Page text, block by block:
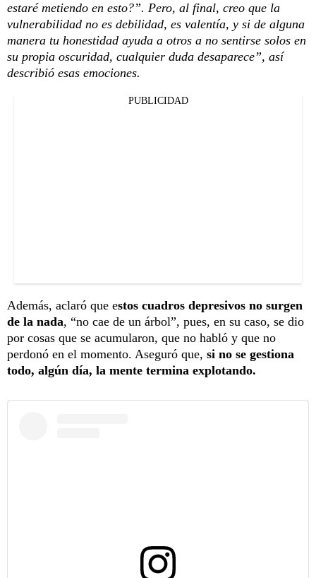
estaré metiendo en esto?”. Pero, al final, creo que la
vulnerabilidad no es debilidad, es valentía, y si de alguna
manera tu honestidad ayuda a otros a no sentirse solos en
su propia oscuridad, cualquier duda desaparece”, así
describió esas emociones.
PUBLICIDAD
Además, aclaró que estos cuadros depresivos no surgen
de la nada, “no cae de un árbol”, pues, en su caso, se dio
por cosas que se acumularon, que no habló y que no
perdonó en el momento. Aseguró que, si no se gestiona
todo, algún día, la mente termina explotando.